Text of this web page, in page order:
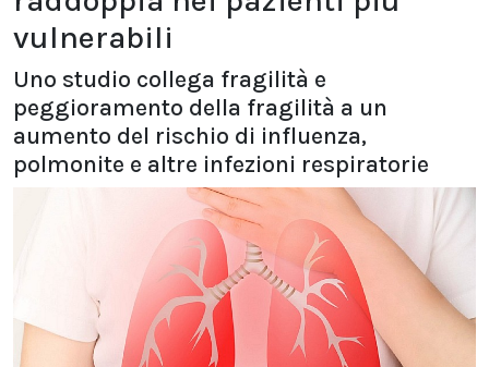
vulnerabili
Uno studio collega fragilità e
peggioramento della fragilità a un
aumento del rischio di influenza,
polmonite e altre infezioni respiratorie